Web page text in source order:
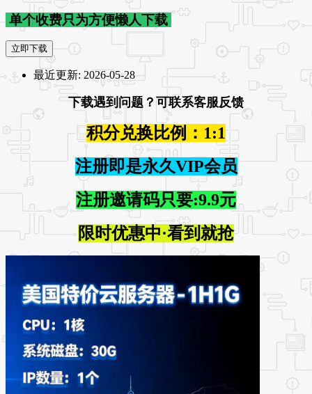
单个收费只为方便懒人下载
立即下载
最近更新: 2026-05-28
下载遇到问题？可联系客服反馈
积分兑换比例：1:1
注册即是永久VIP会员
注册邀请码只要:9.9元
限时优惠中·看到就抢